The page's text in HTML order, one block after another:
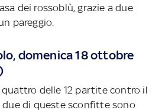
dei rossoblù, grazie a due
pareggio.
domenica 18 ottobre
quattro delle 12 partite contro il
due di queste sconfitte sono